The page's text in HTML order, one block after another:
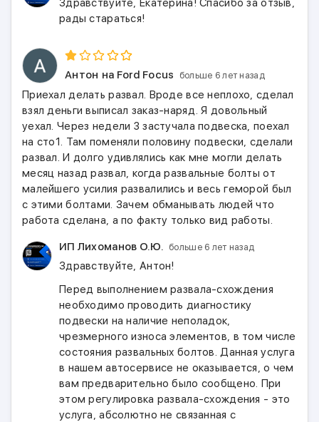
Здравствуйте, Екатерина! Спасибо за отзыв,
рады стараться!
Антон на Ford Focus больше 6 лет назад
Приехал делать развал. Вроде все неплохо, сделал
взял деньги выписал заказ-наряд. Я довольный
уехал. Через недели 3 застучала подвеска, поехал
на сто1. Там поменяли половину подвески, сделали
развал. И долго удивлялись как мне могли делать
месяц назад развал, когда развальные болты от
малейшего усилия развалились и весь геморой был
с этими болтами. Зачем обманывать людей что
работа сделана, а по факту только вид работы.
ИП Лихоманов О.Ю. больше 6 лет назад
Здравствуйте, Антон!
Перед выполнением развала-схождения
необходимо проводить диагностику
подвески на наличие неполадок,
чрезмерного износа элементов, в том числе
состояния развальных болтов. Данная услуга
в нашем автосервисе не оказывается, о чем
вам предварительно было сообщено. При
этом регулировка развала-схождения - это
услуга, абсолютно не связанная с